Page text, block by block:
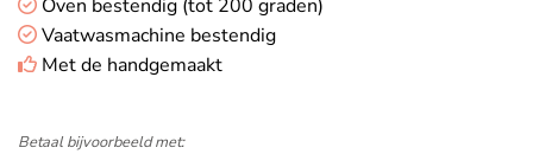
Oven bestendig (tot 200 graden)
Vaatwasmachine bestendig
Met de handgemaakt
Betaal bijvoorbeeld met: